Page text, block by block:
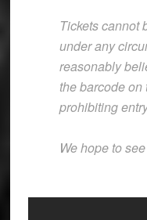
Tickets cannot
under any
reasonably
the barcode
prohibiting
We hope to